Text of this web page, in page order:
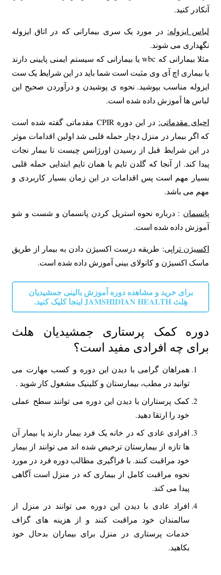
آنکادر کنید.
لباس ایزوله: در مورد یک سری بیمارانی که در اتاق ایزوله
نگهداری می شوند.
مثلا بیمارانی که wbc یا بیمارانی که سیستم ایمنی پایینی دارند
یا بیماری اچ آی وی مثبت است شما باید در این شرایط یک ست
ایزوله مناسب بپوشید. نحوه ی پوشیدن و درآوردن صحیح این
لباس ها آموزش داده شده است.
احیای مقدماتی:
در این دوره CPIR مقدماتی گفته شده است
که اگر بیمار در منزل دچار حمله قلبی شد اولین اقدامات موثر
در این شرایط قبل از رسیدن اورژانس چیست تا بیمار نجات
پیدا کند. از آنجا که گلدن تایم یا همان تایم ابتدایی حمله قلبی
بسیار مهم است پس اقدامات در این زمان بسیار کاربردی و
مهم می باشد.
پانسمان : درباره نحوه استریل کردن پانسمان و شست و شو
آموزش داده شده است.
اکسیژن تراپی: طریقه درست اکسیژن دادن به بیمار از طریق
ماسک اکسیژن و کانولای بینی آموزش داده شده است.
برای خرید و مشاهده دوره آموزش بالینی جمشیدیان
هِلث JAMSHIDIAN HEALTH اینجا کلیک کنید.
دوره کمک پرستاری جمشیدیان هلث
برای چه افرادی مفید است؟
همراهان گرامی با دیدن این دوره و کسب مهارت می
توانید در مطب، بیمارستان و کلینیک مشغول کار شوید .
کمک پرستاران با دیدن این دوره می توانند سطح عملی
خود را ارتقا دهید.
افرادی عادی که در خانه یک فرد بیمار دارند یا بیمار آن
ها تازه از بیمارستان ترخیص شده اند می توانند از بیمار
خود مراقبت کنند. با فراگیری مطالب دوره فرد در مورد
نحوه مراقبت کامل از بیماری که در منزل است آگاهی
پیدا می کند.
افراد عادی با دیدن این دوره می توانند در منزل از
سالمندان خود مراقبت کنند و از هزینه های گزاف
خدمات پرستاری در منزل برای بیماران بدحال خود
بکاهید.